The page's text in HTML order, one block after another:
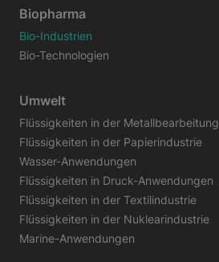
Biopharma
Bio-Industrien
Bio-Technologien
Umwelt
Flüssigkeiten in der Metallbearbeitung
Flüssigkeiten in der Papierindustrie
Wasser-Anwendungen
Flüssigkeiten in Druck-Anwendungen
Flüssigkeiten in der Textilindustrie
Flüssigkeiten in der Nuklearindustrie
Marine-Anwendungen